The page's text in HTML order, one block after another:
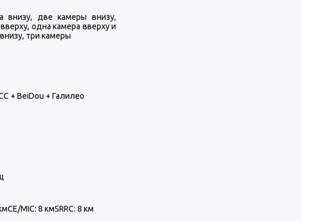
внизу, две камеры внизу,
одна камера вверху и
три камеры
+ BeiDou + Галилео
MIC: 8 кмSRRC: 8 км